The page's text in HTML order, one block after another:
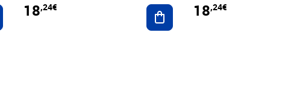
au panier
18,24€ Ajouter au panier
18,24€